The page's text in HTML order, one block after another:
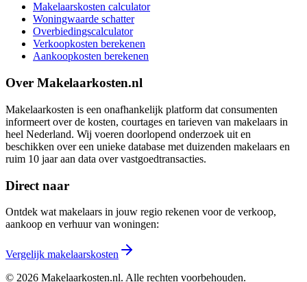
Makelaarskosten calculator
Woningwaarde schatter
Overbiedingscalculator
Verkoopkosten berekenen
Aankoopkosten berekenen
Over Makelaarkosten.nl
Makelaarkosten is een onafhankelijk platform dat consumenten
informeert over de kosten, courtages en tarieven van makelaars in
heel Nederland. Wij voeren doorlopend onderzoek uit en
beschikken over een unieke database met duizenden makelaars en
ruim 10 jaar aan data over vastgoedtransacties.
Direct naar
Ontdek wat makelaars in jouw regio rekenen voor de verkoop,
aankoop en verhuur van woningen:
Vergelijk makelaarskosten
© 2026 Makelaarkosten.nl. Alle rechten voorbehouden.